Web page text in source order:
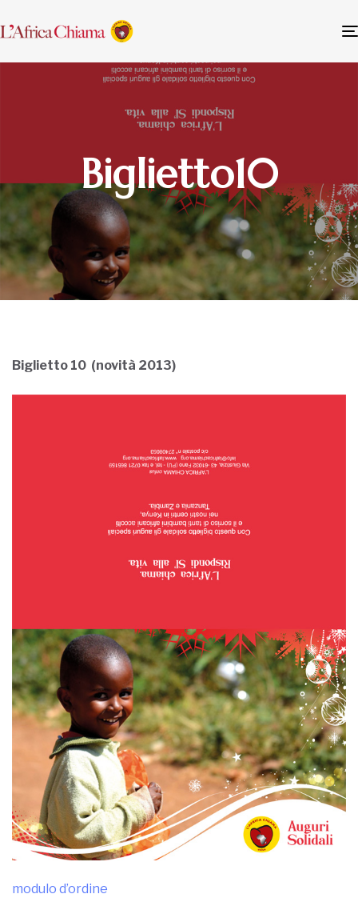
Biglietto10
Biglietto 10 (novità 2013)
modulo d’ordine